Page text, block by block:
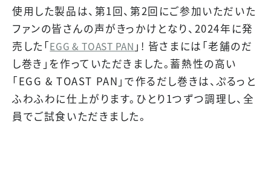
使用した製品は、第1回、第2回にご参加いただいた
ファンの皆さんの声がきっかけとなり、2024年に発
売した「EGG & TOAST PAN 」! 皆さまには「老舗のだ
し巻き」を作っていただきました。蓄熱性の高い
「EGG & TOAST PAN」で作るだし巻きは、ぷるっと
ふわふわに仕上がります。ひとり1つずつ調理し、全
員でご試食いただきました。